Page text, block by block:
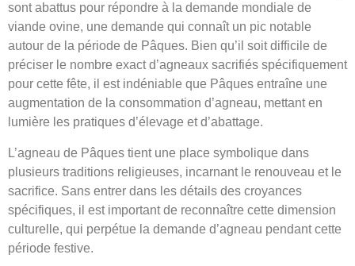
sont abattus pour répondre à la demande mondiale de
viande ovine, une demande qui connaît un pic notable
autour de la période de Pâques. Bien qu’il soit difficile de
préciser le nombre exact d’agneaux sacrifiés spécifiquement
pour cette fête, il est indéniable que Pâques entraîne une
augmentation de la consommation d’agneau, mettant en
lumière les pratiques d’élevage et d’abattage.
L’agneau de Pâques tient une place symbolique dans
plusieurs traditions religieuses, incarnant le renouveau et le
sacrifice. Sans entrer dans les détails des croyances
spécifiques, il est important de reconnaître cette dimension
culturelle, qui perpétue la demande d’agneau pendant cette
période festive.